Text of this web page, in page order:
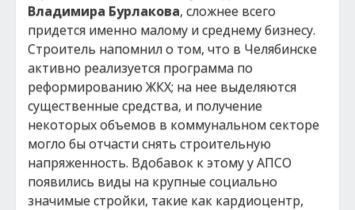
Владимира Бурлакова, сложнее всего
придется именно малому и среднему бизнесу.
Строитель напомнил о том, что в Челябинске
активно реализуется программа по
реформированию ЖКХ; на нее выделяются
существенные средства, и получение
некоторых объемов в коммунальном секторе
могло бы отчасти снять строительную
напряженность. Вдобавок к этому у АПСО
появились виды на крупные социально
значимые стройки, такие как кардиоцентр,